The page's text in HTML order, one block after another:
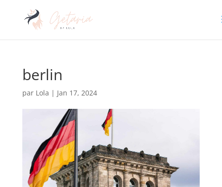
berlin
par Lola | Jan 17, 2024